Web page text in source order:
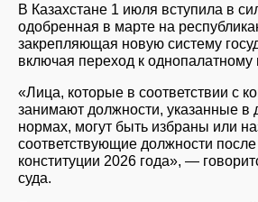
В Казахстане 1 июля вступила в
одобренная в марте на
закрепляющая новую систему
включая переход к однопалатному
«Лица, которые в соответствии с
занимают должности, указанные в
нормах, могут быть избраны или
соответствующие должности
конституции 2026 года», —
суда.